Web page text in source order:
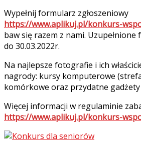
Wypełnij formularz zgłoszeniowy
https://www.aplikuj.pl/konkurs-
baw się razem z nami.
do 30.03.2022r.
Na najlepsze fotografie i ich
nagrody: kursy komputerowe
komórkowe oraz przydatne gadżety
Więcej informacji w regulaminie
https://www.aplikuj.pl/konkurs-